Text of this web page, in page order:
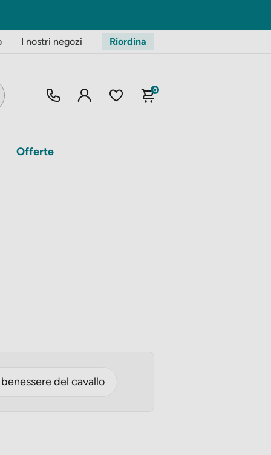
I nostri negozi Riordina
0
Offerte
del cavallo